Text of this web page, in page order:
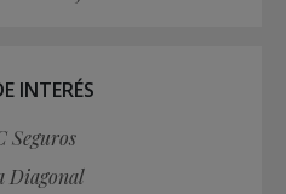
INTERÉS
Seguros
Diagonal